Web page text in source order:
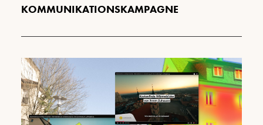
KOMMUNIKATIONSKAMPAGNE